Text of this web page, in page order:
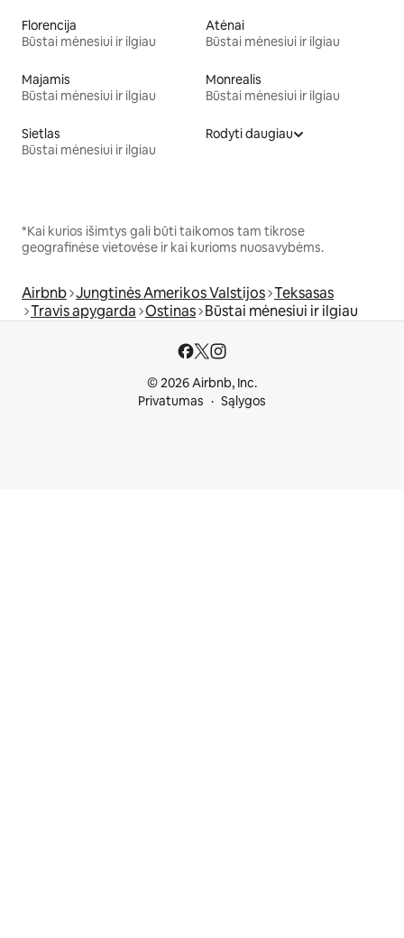
Florencija
Būstai mėnesiui ir ilgiau
Atėnai
Būstai mėnesiui ir ilgiau
Majamis
Būstai mėnesiui ir ilgiau
Monrealis
Būstai mėnesiui ir ilgiau
Sietlas
Būstai mėnesiui ir ilgiau
Rodyti daugiau
*Kai kurios išimtys gali būti taikomos tam tikrose
geografinėse vietovėse ir kai kurioms nuosavybėms.
Airbnb Jungtinės Amerikos Valstijos Teksasas
Travis apygarda Ostinas Būstai mėnesiui ir ilgiau
© 2026 Airbnb, Inc.
Privatumas
Sąlygos